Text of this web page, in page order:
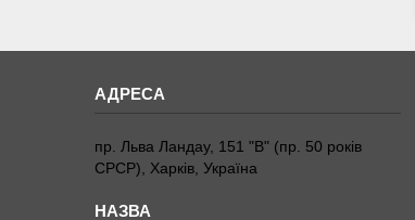
пр. Льва Ландау, 151 "В" (пр. 50 років
СРСР), Харків, Україна